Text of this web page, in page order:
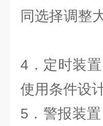
同选
4．定时装
使用条件设计
5．警报装